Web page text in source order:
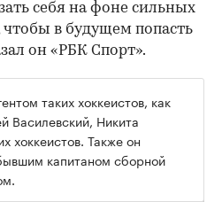
себя на фоне сильных
чтобы в будущем попасть
он «РБК Спорт».
таких хоккеистов, как
Василевский, Никита
хоккеистов. Также он
капитаном сборной